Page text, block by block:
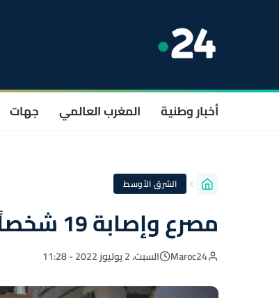
أخبار وطنية المغرب العالمي جهات
الشرق الأوسط
مصرع وإصابة 19 شخصاً إثر ثلاثة زلازل جنوب إيران
Maroc24 السبت، 2 يوليوز 2022 - 11:28